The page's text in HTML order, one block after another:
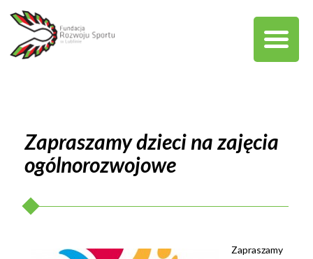
Zapraszamy dzieci na zajęcia
ogólnorozwojowe
Zapraszamy